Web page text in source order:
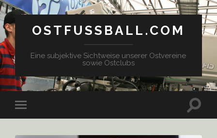
OSTFUSSBALL.COM
Eine subjektive Sichtweise unserer Ostvereine
sowie Ostclubs